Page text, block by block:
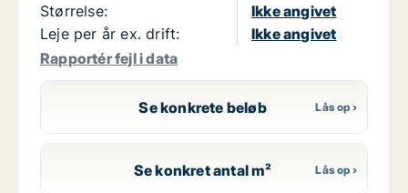
Størrelse:
Ikke angivet
Leje per år ex. drift:
Ikke angivet
Rapportér fejl i data
Se konkrete beløb
Se konkret antal m²